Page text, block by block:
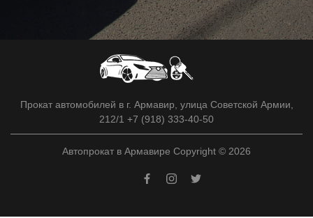
Прокат автомобилей в г. Армавир, улица Советской Армии,
212/1 +7 (918) 333-40-50
Автопрокат в Армавире Copyright © 2026